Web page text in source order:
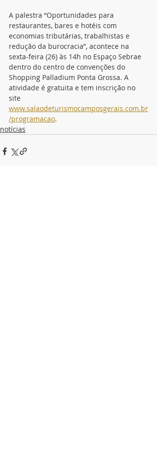
A palestra “Oportunidades para
restaurantes, bares e hotéis com
economias tributárias, trabalhistas e
redução da burocracia”, acontece na
sexta-feira (26) às 14h no Espaço Sebrae
dentro do centro de convenções do
Shopping Palladium Ponta Grossa. A
atividade é gratuita e tem inscrição no
site
www.salaodeturismocamposgerais.com.br
/programacao.
notícias